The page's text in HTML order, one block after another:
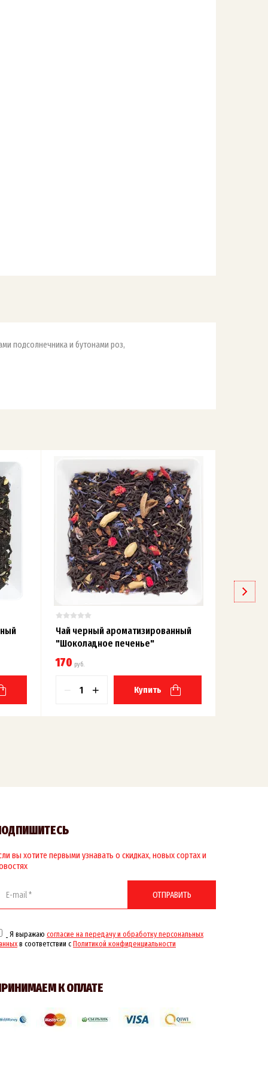
подсолнечника и бутонами роз,
Чай черный ароматизированный
"Шоколадное печенье"
170 руб.
− + Купить
вы хотите первыми узнавать о скидках, новых сортах и
Я выражаю согласие на передачу и обработку персональных
в соответствии с Политикой конфиденциальности
ОТПРАВИТЬ
К ОПЛАТЕ